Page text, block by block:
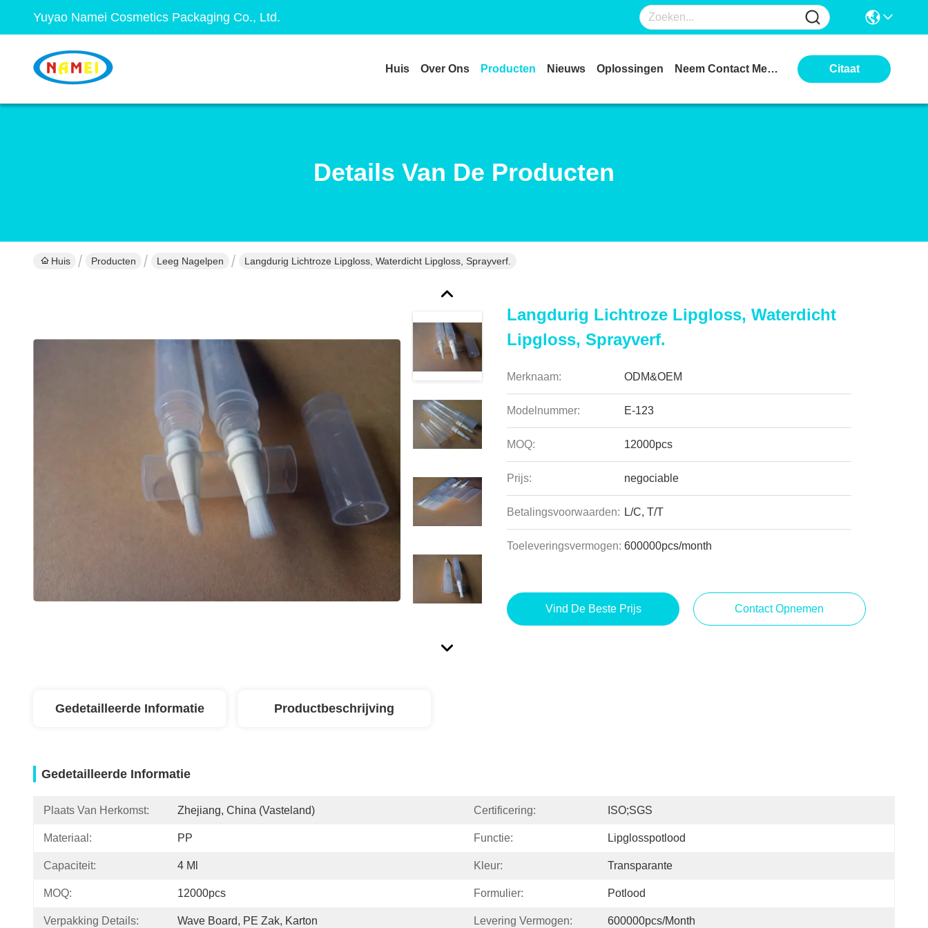
Yuyao Namei Cosmetics Packaging Co., Ltd.
Huis Over Ons Producten Nieuws Oplossingen Neem Contact Met Ons Op Citaat
Details Van De Producten
Huis Producten Leeg Nagelpen Langdurig Lichtroze Lipgloss, Waterdicht Lipgloss, Sprayverf.
Langdurig Lichtroze Lipgloss, Waterdicht
Lipgloss, Sprayverf.
Merknaam: ODM&OEM
Modelnummer: E-123
MOQ: 12000pcs
Prijs: negociable
Betalingsvoorwaarden: L/C, T/T
Toeleveringsvermogen: 600000pcs/month
Vind De Beste Prijs Contact Opnemen
Gedetailleerde Informatie Productbeschrijving
Gedetailleerde Informatie
Plaats Van Herkomst: Zhejiang, China (vasteland) Certificering: ISO;SGS
Materiaal: PP Functie: Lipglosspotlood
Capaciteit: 4 Ml Kleur: Transparante
MOQ: 12000pcs Formulier: Potlood
Verpakking Details: Wave Board, PE Zak, Karton Levering Vermogen: 600000pcs/month